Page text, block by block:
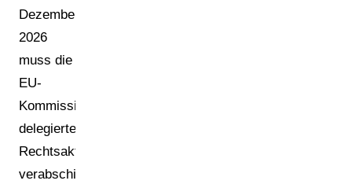
Dezember
2026
muss die
EU-
Kommission
delegierte
Rechtsakte
verabschieden,